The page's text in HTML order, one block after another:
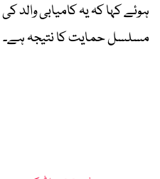
ہوئے کہا کہ یہ کامیابی والد
مسلسل حمایت کا نتیجہ ہے۔